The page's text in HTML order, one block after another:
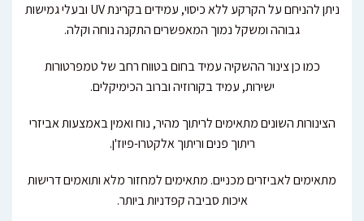
ניתן להניחם על הקרקע ללא כיסוי, עמידים בקרינת UV ובעלי גמישות
גבוהה ומשקל נמוך המאפשרים התקנה נוחה וקלה.
כמו כן צינור ההשקיה עמיד בחום בטווח רחב של טמפרטורות
ישירות, עמיד בקורוזיה וברוב הכימיקלים.
הצינורות השונים מתאימים לריתוך מהיר, נוח ואמין באמצעות אביזרי
ריתוך פנים וריתוך אלקטרו-פיוז'ן.
מתאימים לאביזרים מכניים. מתאימים למחזור מלא ותואמים דרישות
איכות סביבה קפדניות ביותר.